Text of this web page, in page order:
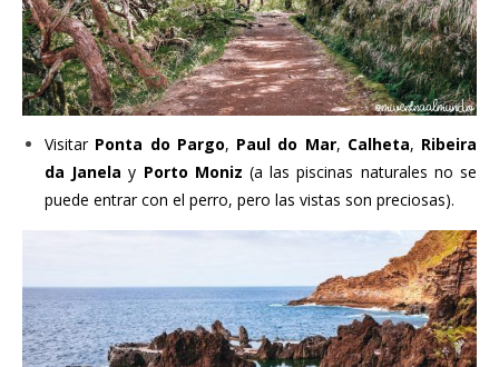
Visitar Ponta do Pargo, Paul do Mar, Calheta, Ribeira
da Janela y Porto Moniz (a las piscinas naturales no se
puede entrar con el perro, pero las vistas son preciosas).